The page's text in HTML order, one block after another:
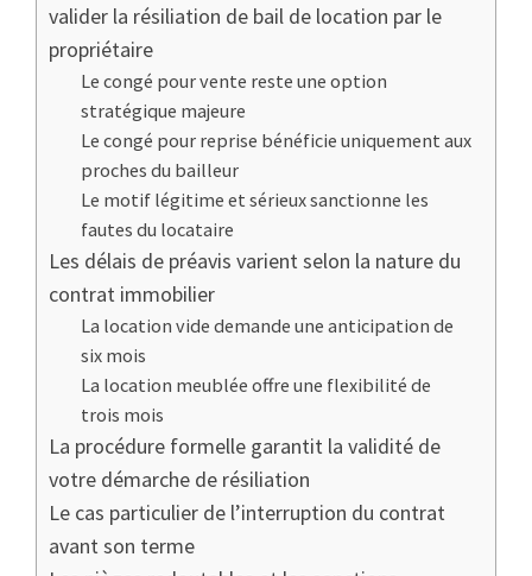
valider la résiliation de bail de location par le
propriétaire
Le congé pour vente reste une option
stratégique majeure
Le congé pour reprise bénéficie uniquement aux
proches du bailleur
Le motif légitime et sérieux sanctionne les
fautes du locataire
Les délais de préavis varient selon la nature du
contrat immobilier
La location vide demande une anticipation de
six mois
La location meublée offre une flexibilité de
trois mois
La procédure formelle garantit la validité de
votre démarche de résiliation
Le cas particulier de l’interruption du contrat
avant son terme